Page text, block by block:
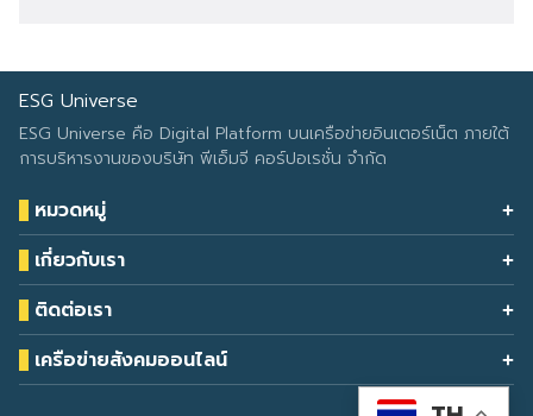
ESG Universe
ESG Universe คือ Digital Platform บนเครือข่ายอินเตอร์เน็ต ภายใต้
การบริหารงานของบริษัท พีเอ็มจี คอร์ปอเรชั่น จำกัด
หมวดหมู่
Health & Wellness
Eco Icon
ESG Data
Climate Change
ESG Report
เกี่ยวกับเรา
Our Services
About Us
Contact Us
ติดต่อเรา
โทรศัพท์: 090-549-2524
เครือข่ายสังคมออนไลน์